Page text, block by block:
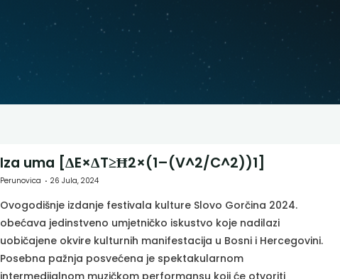
Iza uma [ΔE×ΔT≥Ħ2×(1–(V^2/C^2))1]
Perunovica 26 Jula, 2024
Ovogodišnje izdanje festivala kulture Slovo Gorčina 2024.
obećava jedinstveno umjetničko iskustvo koje nadilazi
uobičajene okvire kulturnih manifestacija u Bosni i Hercegovini.
Posebna pažnja posvećena je spektakularnom
intermedijalnom muzičkom performansu koji će otvoriti